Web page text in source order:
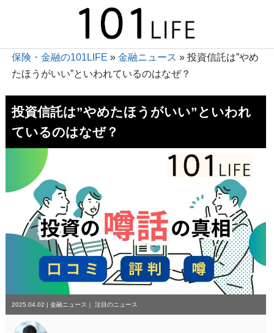
保険・金融の101LIFE » 金融ニュース » 投資信託は”やめ
たほうがいい”といわれているのはなぜ？
投資信託は”やめたほうがいい”といわれ
ているのはなぜ？
2025.04.02 | 金融ニュース ｜ 注目のニュース